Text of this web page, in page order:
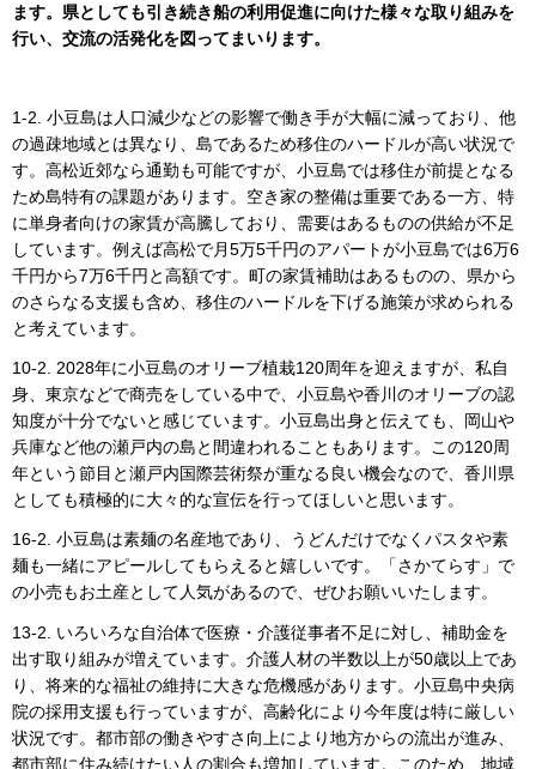
ます。県としても引き続き船の利用促進に向けた様々な取り組みを
行い、交流の活発化を図ってまいります。
1-2. 小豆島は人口減少などの影響で働き手が大幅に減っており、他
の過疎地域とは異なり、島であるため移住のハードルが高い状況で
す。高松近郊なら通勤も可能ですが、小豆島では移住が前提となる
ため島特有の課題があります。空き家の整備は重要である一方、特
に単身者向けの家賃が高騰しており、需要はあるものの供給が不足
しています。例えば高松で月5万5千円のアパートが小豆島では6万6
千円から7万6千円と高額です。町の家賃補助はあるものの、県から
のさらなる支援も含め、移住のハードルを下げる施策が求められる
と考えています。
10-2. 2028年に小豆島のオリーブ植栽120周年を迎えますが、私自
身、東京などで商売をしている中で、小豆島や香川のオリーブの認
知度が十分でないと感じています。小豆島出身と伝えても、岡山や
兵庫など他の瀬戸内の島と間違われることもあります。この120周
年という節目と瀬戸内国際芸術祭が重なる良い機会なので、香川県
としても積極的に大々的な宣伝を行ってほしいと思います。
16-2. 小豆島は素麺の名産地であり、うどんだけでなくパスタや素
麺も一緒にアピールしてもらえると嬉しいです。「さかてらす」で
の小売もお土産として人気があるので、ぜひお願いいたします。
13-2. いろいろな自治体で医療・介護従事者不足に対し、補助金を
出す取り組みが増えています。介護人材の半数以上が50歳以上であ
り、将来的な福祉の維持に大きな危機感があります。小豆島中央病
院の採用支援も行っていますが、高齢化により今年度は特に厳しい
状況です。都市部の働きやすさ向上により地方からの流出が進み、
都市部に住み続けたい人の割合も増加しています。このため、地域